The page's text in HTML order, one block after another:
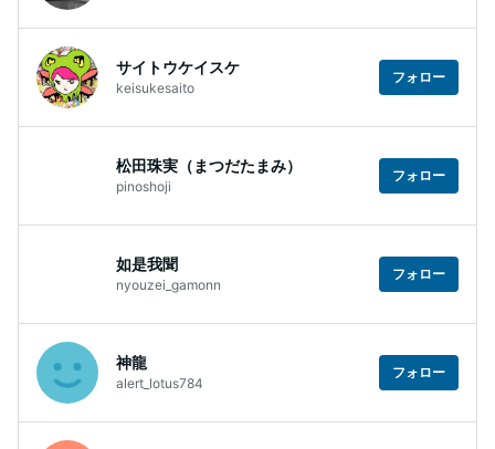
サイトウケイスケ
keisukesaito
フォロー
松田珠実（まつだたまみ）
pinoshoji
フォロー
如是我聞
nyouzei_gamonn
フォロー
神龍
alert_lotus784
フォロー